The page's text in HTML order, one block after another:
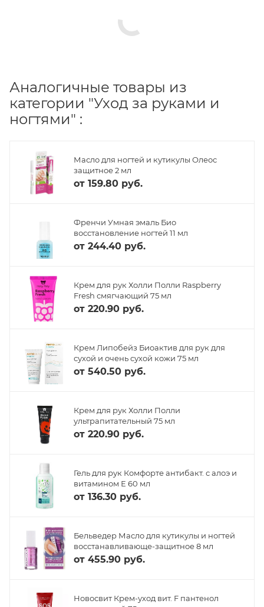
Аналогичные товары из
категории "Уход за руками и
ногтями" :
Масло для ногтей и кутикулы Олеос
защитное 2 мл
от 159.80 руб.
Френчи Умная эмаль Био
восстановление ногтей 11 мл
от 244.40 руб.
Крем для рук Холли Полли Raspberry
Fresh смягчающий 75 мл
от 220.90 руб.
Крем Липобейз Биоактив для рук для
сухой и очень сухой кожи 75 мл
от 540.50 руб.
Крем для рук Холли Полли
ультрапитательный 75 мл
от 220.90 руб.
Гель для рук Комфорте антибакт. с алоэ и
витамином Е 60 мл
от 136.30 руб.
Бельведер Масло для кутикулы и ногтей
восстанавливающе-защитное 8 мл
от 455.90 руб.
Новосвит Крем-уход вит. F пантенол